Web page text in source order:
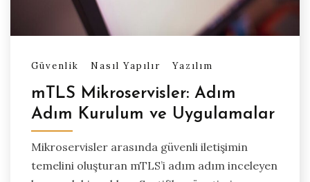
Güvenlik Nasıl Yapılır Yazılım
mTLS Mikroservisler: Adım
Adım Kurulum ve Uygulamalar
Mikroservisler arasında güvenli iletişimin
temelini oluşturan mTLS’i adım adım inceleyen